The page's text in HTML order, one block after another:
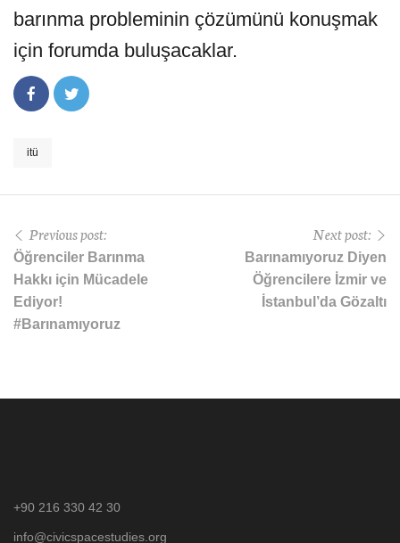
barınma probleminin çözümünü konuşmak
için forumda buluşacaklar.
itü
Previous post:
Öğrenciler Barınma
Hakkı için Mücadele
Ediyor!
#Barınamıyoruz
Next post:
Barınamıyoruz Diyen
Öğrencilere İzmir ve
İstanbul’da Gözaltı
+90 216 330 42 30
info@civicspacestudies.org